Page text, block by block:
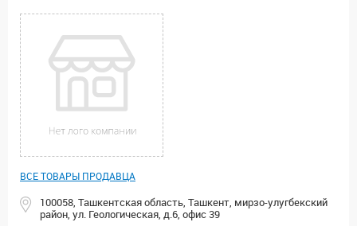
ВСЕ ТОВАРЫ ПРОДАВЦА
100058, Ташкентская область, Ташкент, мирзо-улугбекский
район, ул. Геологическая, д.6, офис 39